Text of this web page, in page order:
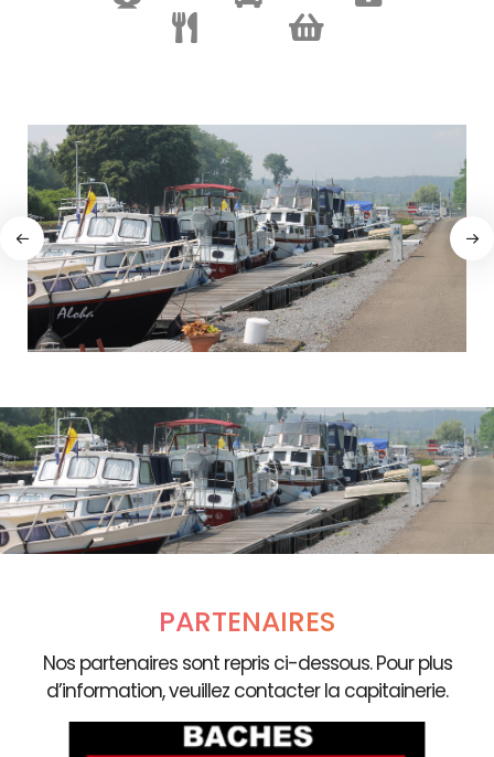
PARTENAIRES
Nos partenaires sont repris ci-dessous. Pour plus
d’information, veuillez contacter la capitainerie.